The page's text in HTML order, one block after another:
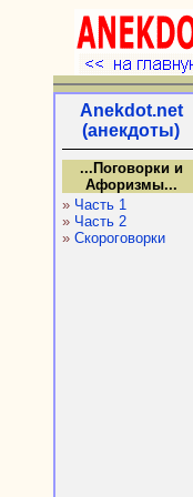
Anekdot.net
(анекдоты)
...Поговорки и
Афоризмы...
» Часть 1
» Часть 2
» Скороговорки